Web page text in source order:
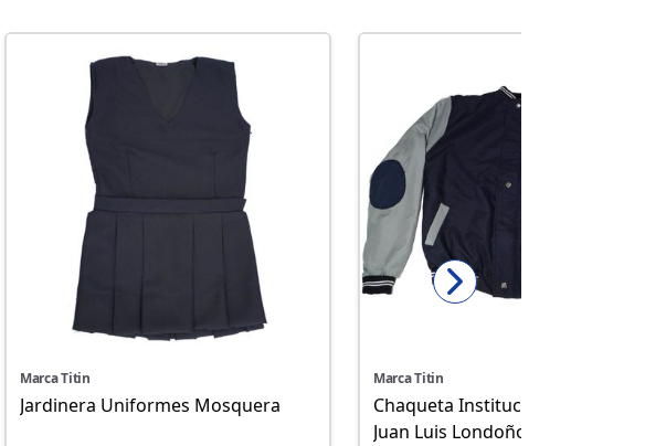
Marca Titin
Jardinera Uniformes Mosquera
Marca Titin
Chaqueta Institucional Colegio
Juan Luis Londoño